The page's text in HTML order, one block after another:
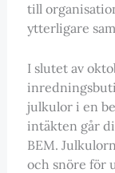
till
ytterligare
I slutet av
julkulor i en
intäkten går
BEM.
och snöre för